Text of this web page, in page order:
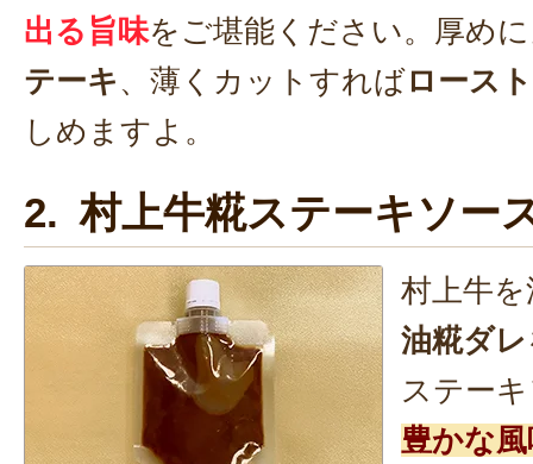
出る旨味をご堪能ください。厚め
テーキ、薄くカットすればロース
しめますよ。
2. 村上牛糀ステーキソー
村上牛
油糀ダレ
ステー
豊かな